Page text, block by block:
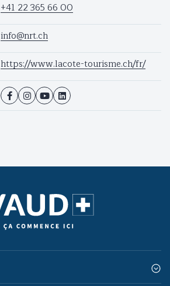
+41 22 365 66 00
info@nrt.ch
https://www.lacote-tourisme.ch/fr/